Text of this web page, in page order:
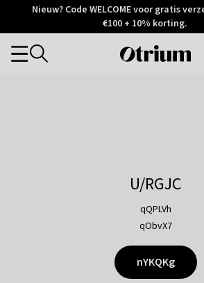
Otrium
Trustpilot
Nieuw? Code WELCOME voor gratis
€100 + 10% korting.
Otrium
Categories
U/RGJC
qQPLVh
qObvX7
nYKQKg